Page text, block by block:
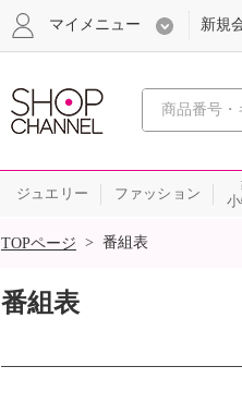
心
マイメニュー 新規
ジュエリー ファッション
SALE
TOPページ > 番組表
番組表